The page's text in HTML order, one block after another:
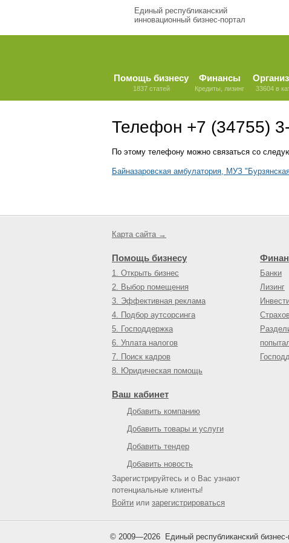
Единый республиканский
инновационный бизнес-портал
Помощь бизнесу
1837 статей
Финансы
Кредиты, лизинг 33604 в
Телефон +7 (34755)
По этому телефону можно связаться со
Байназаровская амбулатория, МУЗ
Карта сайта →
Помощь бизнесу
1. Открыть бизнес
2. Выбор помещения
3. Эффективная реклама
4. Подбор аутсорсинга
5. Господдержка
6. Уплата налогов
7. Поиск кадров
8. Юридическая помощь
Банки
Лизинг
Ваш кабинет
Добавить компанию
Добавить товары и услуги
Добавить тендер
Добавить новость
Зарегистрируйтесь и о Вас узнают
потенциальные клиенты!
Войти или зарегистрироваться
© 2009—2026 Единый республиканский бизнес-